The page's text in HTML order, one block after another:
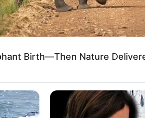
Birth—Then Nature